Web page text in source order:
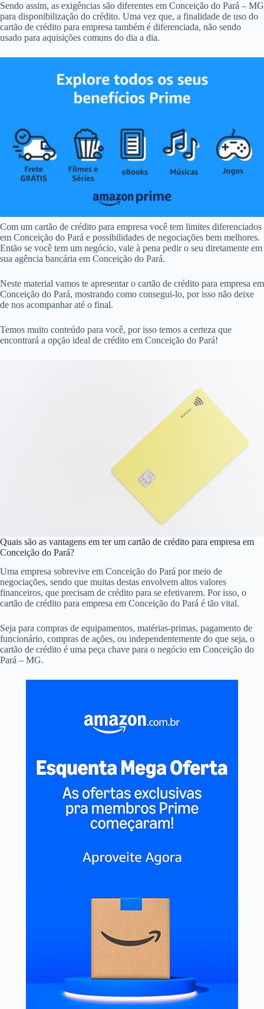
Sendo assim, as exigências são diferentes em Conceição do Pará – MG
para disponibilização do crédito. Uma vez que, a finalidade de uso do
cartão de crédito para empresa também é diferenciada, não sendo
usado para aquisições comuns do dia a dia.
Com um cartão de crédito para empresa você tem limites diferenciados
em Conceição do Pará e possibilidades de negociações bem melhores.
Então se você tem um negócio, vale à pena pedir o seu diretamente em
sua agência bancária em Conceição do Pará.
Neste material vamos te apresentar o cartão de crédito para empresa em
Conceição do Pará, mostrando como consegui-lo, por isso não deixe
de nos acompanhar até o final.
Temos muito conteúdo para você, por isso temos a certeza que
encontrará a opção ideal de crédito em Conceição do Pará!
Quais são as vantagens em ter um cartão de crédito para empresa em
Conceição do Pará?
Uma empresa sobrevive em Conceição do Pará por meio de
negociações, sendo que muitas destas envolvem altos valores
financeiros, que precisam de crédito para se efetivarem. Por isso, o
cartão de crédito para empresa em Conceição do Pará é tão vital.
Seja para compras de equipamentos, matérias-primas, pagamento de
funcionário, compras de ações, ou independentemente do que seja, o
cartão de crédito é uma peça chave para o negócio em Conceição do
Pará – MG.